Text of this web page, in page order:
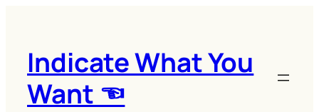
Indicate What You
Want ☜